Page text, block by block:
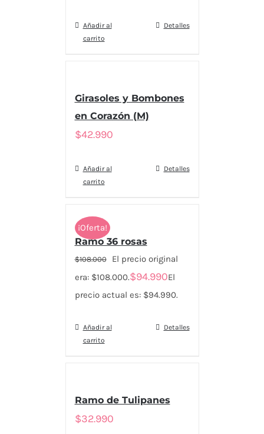
Añadir al
carrito
Detalles
Girasoles y Bombones
en Corazón (M)
$42.990
Añadir al
carrito
Detalles
¡Oferta!
Ramo 36 rosas
$108.000
El precio original
era: $108.000.$94.990El
precio actual es: $94.990.
Añadir al
carrito
Detalles
Ramo de Tulipanes
$32.990